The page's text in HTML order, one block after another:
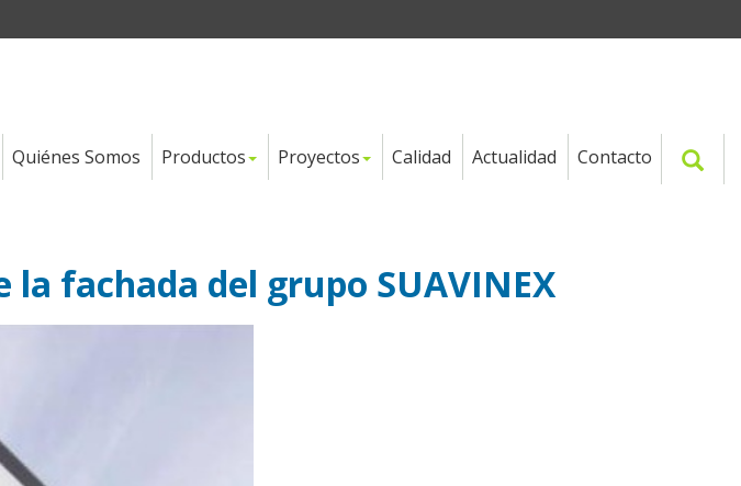
Quiénes Somos Productos Proyectos Calidad Actualidad Contacto
la fachada del grupo SUAVINEX